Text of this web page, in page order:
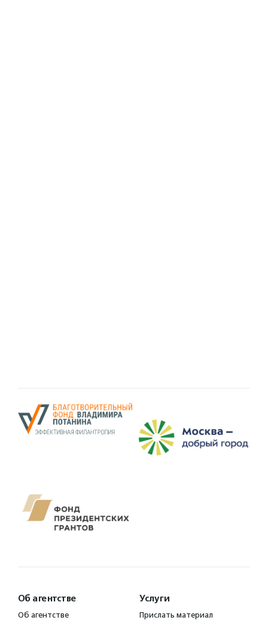
Об агентстве
Об агентстве
Услуги
Прислать материал